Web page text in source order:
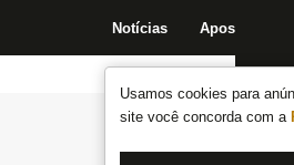
Usamos cookies para
site você concorda com a
Notícias Apostas